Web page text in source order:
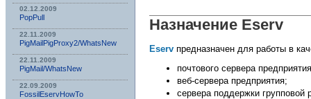
02.12.2009
PopPull
22.11.2009
PigMailPigProxy2/WhatsNew
22.11.2009
PigMail/WhatsNew
22.09.2009
FossilEservHowTo
Назначение Eserv
Eserv предназначен для работы в
почтового сервера
веб-сервера предприятия;
сервера поддержки групповой